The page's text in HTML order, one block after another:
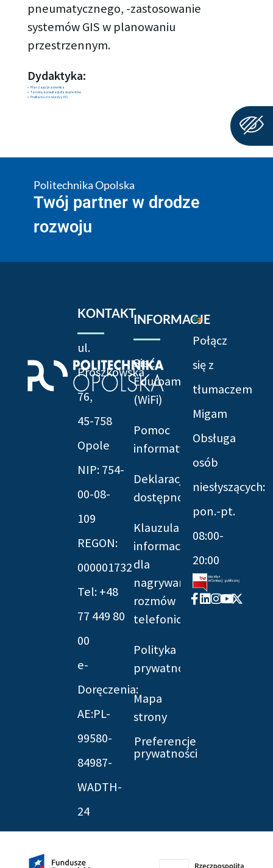
pneumatycznego, -zastosowanie
systemów GIS w planowaniu
przestrzennym.
Dydaktyka:
Plan zajęć pracownika
Terminy konsultacji dla studentów
Profil w bazie wiedzy PO
Politechnika Opolska
Twój partner w drodze
rozwoju
KONTAKT
ul.
Prószkowska
76,
45-758
Opole
NIP: 754-
00-08-
109
REGON:
000001732
Tel: +48
77 449 80
00
e-
Doręczenia:
AE:PL-
99580-
84987-
WADTH-
24
INFORMACJE
Sieć
Eduroam
(WiFi)
Pomoc
informatyczna
Deklaracja
dostępności
Klauzula
informacyjna
dla
nagrywania
rozmów
telefonicznych
Polityka
prywatności
Mapa
strony
Preferencje
prywatności
Połącz
się z
tłumaczem
Migam
Obsługa
osób
niesłyszących:
pon.-pt.
08:00-
20:00
Facebook-
f
Linkedin
Instagram
Youtube
X-
twitter